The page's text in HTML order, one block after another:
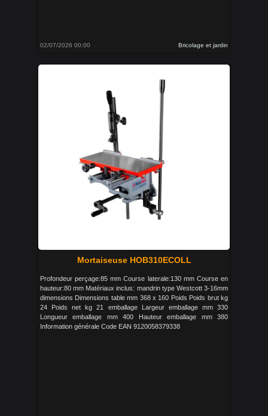
02/07/2026 00:00 Bricolage et jardin
Mortaiseuse HOB310ECOLL
Profondeur perçage:85 mm Course laterale:130 mm Course en
hauteur:80 mm Matériaux inclus: mandrin type Westcott 3-16mm
dimensions Dimensions table mm 368 x 160 Poids Poids brut kg
24 Poids net kg 21 emballage Largeur emballage mm 330
Longueur emballage mm 400 Hauteur emballage mm 380
Information générale Code EAN 9120058379338